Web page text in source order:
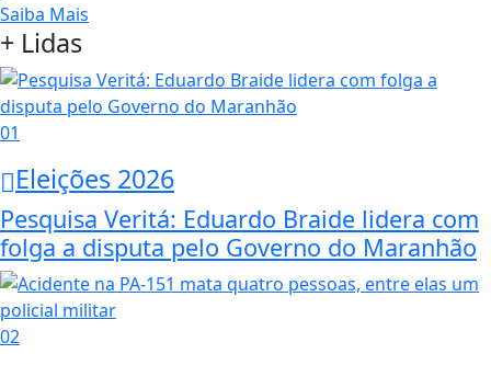
Saiba Mais
+ Lidas
01
Eleições 2026
Pesquisa Veritá: Eduardo Braide lidera com
folga a disputa pelo Governo do Maranhão
02